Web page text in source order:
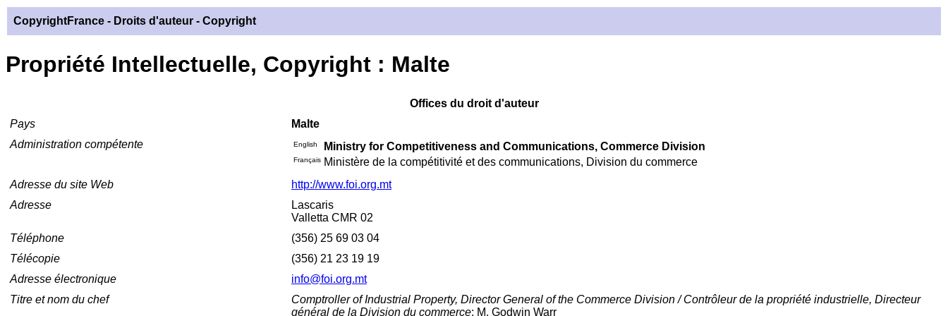
CopyrightFrance - Droits d'auteur - Copyright
Propriété Intellectuelle, Copyright : Malte
Offices du droit d'auteur
Pays
Malte
Administration compétente
English Ministry for Competitiveness and Communications, Commerce Division
Français Ministère de la compétitivité et des communications, Division du commerce
Adresse du site Web
http://www.foi.org.mt
Adresse
Lascaris
Valletta CMR 02
Téléphone
(356) 25 69 03 04
Télécopie
(356) 21 23 19 19
Adresse électronique
info@foi.org.mt
Titre et nom du chef
Comptroller of Industrial Property, Director General of the Commerce Division / Contrôleur de la propriété industrielle, Directeur
général de la Division du commerce: M. Godwin Warr